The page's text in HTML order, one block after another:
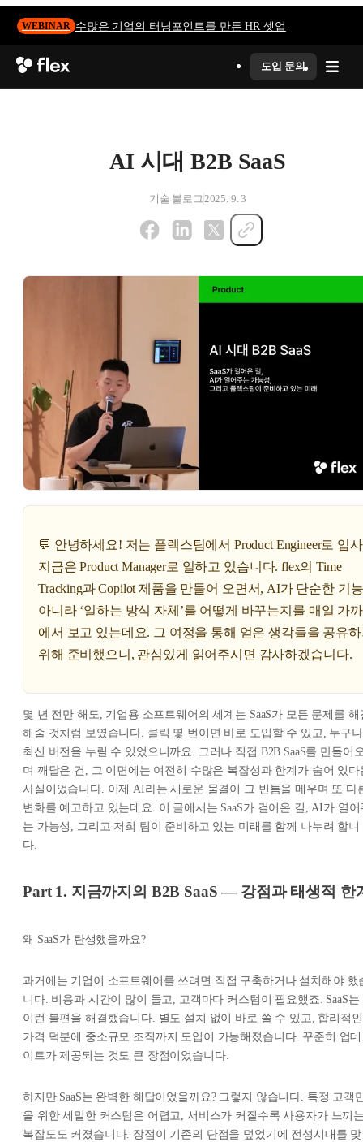
WEBINAR 수많은 기업의 터닝포인트를 만든 HR 셋업
도입 문의
AI 시대 B2B SaaS
기술 블로그 2025. 9. 3
💬 안녕하세요! 저는 플렉스팀에서 Product Engineer로 입
지금은 Product Manager로 일하고 있습니다. flex의 Time
Tracking과 Copilot 제품을 만들어 오면서, AI가 단순한 기
아니라 ‘일하는 방식 자체’를 어떻게 바꾸는지를 매일 가
에서 보고 있는데요. 그 여정을 통해 얻은 생각들을 공유
위해 준비했으니, 관심있게 읽어주시면 감사하겠습니다.
몇 년 전만 해도, 기업용 소프트웨어의 세계는 SaaS가 모든 문제를 해
해줄 것처럼 보였습니다. 클릭 몇 번이면 바로 도입할 수 있고, 누구나
최신 버전을 누릴 수 있었으니까요. 그러나 직접 B2B SaaS를 만들어
며 깨달은 건, 그 이면에는 여전히 수많은 복잡성과 한계가 숨어 있다
사실이었습니다. 이제 AI라는 새로운 물결이 그 빈틈을 메우며 또 다
변화를 예고하고 있는데요. 이 글에서는 SaaS가 걸어온 길, AI가 열어
는 가능성, 그리고 저희 팀이 준비하고 있는 미래를 함께 나누려 합니
다.
Part 1. 지금까지의 B2B SaaS — 강점과 태생적 한
왜 SaaS가 탄생했을까요?
과거에는 기업이 소프트웨어를 쓰려면 직접 구축하거나 설치해야 했
니다. 비용과 시간이 많이 들고, 고객마다 커스텀이 필요했죠. SaaS는
이런 불편을 해결했습니다. 별도 설치 없이 바로 쓸 수 있고, 합리적인
가격 덕분에 중소규모 조직까지 도입이 가능해졌습니다. 꾸준히 업데
이트가 제공되는 것도 큰 장점이었습니다.
하지만 SaaS는 완벽한 해답이었을까요? 그렇지 않습니다. 특정 고객
을 위한 세밀한 커스텀은 어렵고, 서비스가 커질수록 사용자가 느끼
복잡도도 커졌습니다. 장점이 기존의 단점을 덮었기에 전성시대를 맞